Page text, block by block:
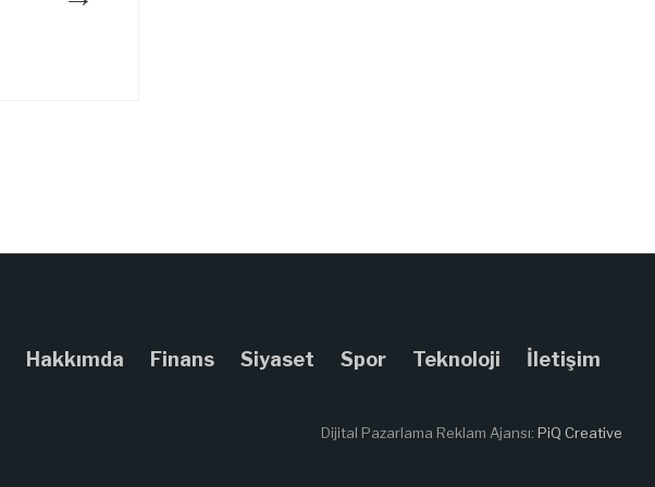
Hakkımda Finans Siyaset Spor Teknoloji İletişim
Dijital Pazarlama Reklam Ajansı: PiQ Creative